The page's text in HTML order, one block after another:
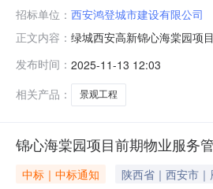
招标单位： 西安鸿登城市建设有限公司
正文内容： 绿城西安高新锦心海棠园项
程、土方回填、地形整理、
元整，采用银行电汇的形式
发布时间： 2025-11-13 12:03
相关产品：
景观工程
锦心海棠园项目前期物业服务
中标｜中标通知 陕西省｜西安市｜